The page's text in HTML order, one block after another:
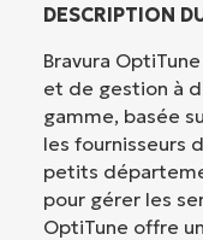
DESCRIPTION
Bravura
et de gestion à
gamme, basée
les fournisseurs
petits
pour gérer les
OptiTune offre